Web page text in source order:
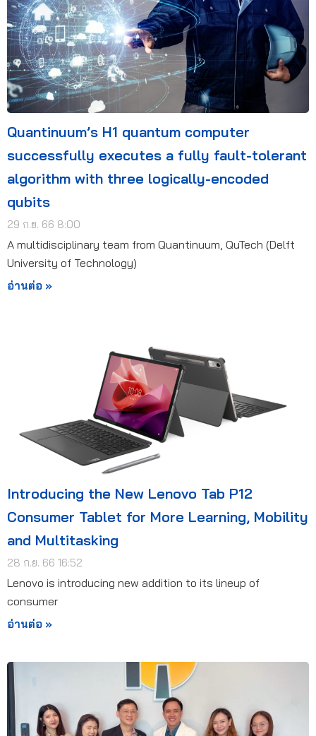
Quantinuum’s H1 quantum computer
successfully executes a fully fault-tolerant
algorithm with three logically-encoded
qubits
29 ก.ย. 66 8:00
A multidisciplinary team from Quantinuum, QuTech (Delft
University of Technology)
อ่านต่อ »
Introducing the New Lenovo Tab P12
Consumer Tablet for More Learning, Mobility
and Multitasking
28 ก.ย. 66 16:52
Lenovo is introducing new addition to its lineup of
consumer
อ่านต่อ »